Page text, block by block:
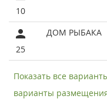
10
25
ДОМ РЫБАКА
Показать все
варианты